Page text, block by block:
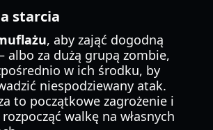
starcia
, aby zająć dogodną
albo za dużą grupą zombie,
w ich środku, by
niespodziewany atak.
to początkowe zagrożenie i
walkę na własnych